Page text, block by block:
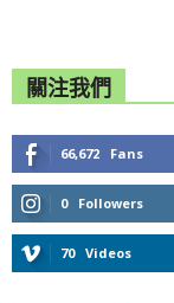
關注我們
66,672 Fans
0 Followers
70 Videos